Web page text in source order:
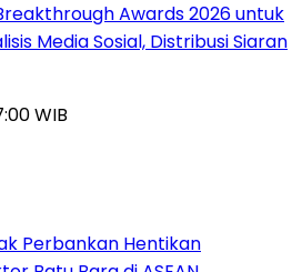
Awards 2026 untuk
Media Sosial, Distribusi Siaran
WIB
Perbankan Hentikan